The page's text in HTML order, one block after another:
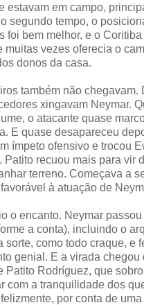
estavam em campo,
segundo tempo, o
foi bem melhor, e o
muitas vezes oferecia o
donos da casa.
também não chegavam.
xingavam Neymar.
o atacante quase
E quase desapareceu
ímpeto ofensivo e trocou
Patito recuou mais para vir
terreno. Começava a
à atuação de
o encanto. Neymar
a conta), incluindo o
sorte, como todo craque, e
genial. E a virada chegou
Patito Rodríguez, que
com a tranquilidade dos
por conta de